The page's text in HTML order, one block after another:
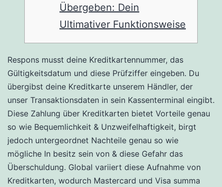
Übergeben: Dein
Ultimativer Funktionsweise
Respons musst deine Kreditkartennummer, das
Gültigkeitsdatum und diese Prüfziffer eingeben. Du
übergibst deine Kreditkarte unserem Händler, der
unser Transaktionsdaten in sein Kassenterminal eingibt.
Diese Zahlung über Kreditkarten bietet Vorteile genau
so wie Bequemlichkeit & Unzweifelhaftigkeit, birgt
jedoch untergeordnet Nachteile genau so wie
mögliche In besitz sein von & diese Gefahr das
Überschuldung. Global variiert diese Aufnahme von
Kreditkarten, wodurch Mastercard und Visa summa